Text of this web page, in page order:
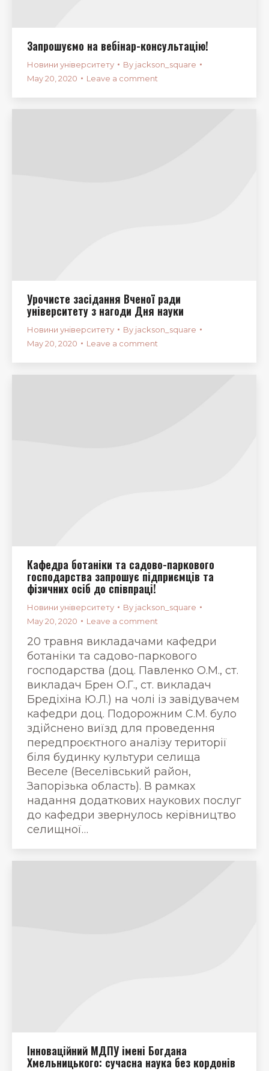
Запрошуємо на вебінар-консультацію!
Новини університету By jackson_square
May 20, 2020
Leave a comment
Урочисте засідання Вченої ради
університету з нагоди Дня науки
Новини університету By jackson_square
May 20, 2020
Leave a comment
Кафедра ботаніки та садово-паркового
господарства запрошує підприємців та
фізичних осіб до співпраці!
Новини університету By jackson_square
May 20, 2020
Leave a comment
20 травня викладачами кафедри
ботаніки та садово-паркового
господарства (доц. Павленко О.М., ст.
викладач Брен О.Г., ст. викладач
Бредіхіна Ю.Л.) на чолі із завідувачем
кафедри доц. Подорожним С.М. було
здійснено виїзд для проведення
передпроєктного аналізу території
біля будинку культури селища
Веселе (Веселівський район,
Запорізька область). В рамках
надання додаткових наукових послуг
до кафедри звернулось керівництво
селищної…
Інноваційний МДПУ імені Богдана
Хмельницького: сучасна наука без кордонів